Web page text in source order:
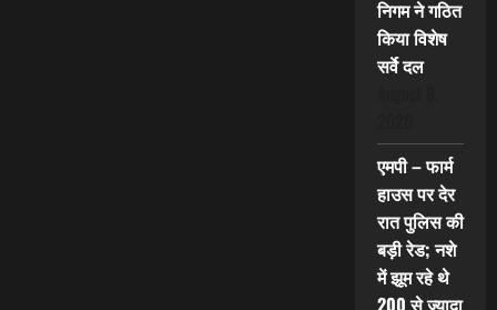
निगम ने गठित
किया विशेष
सर्वे दल
एमपी – फार्म
हाउस पर देर
रात पुलिस की
बड़ी रेड; नशे
में झूम रहे थे
200 से ज्यादा